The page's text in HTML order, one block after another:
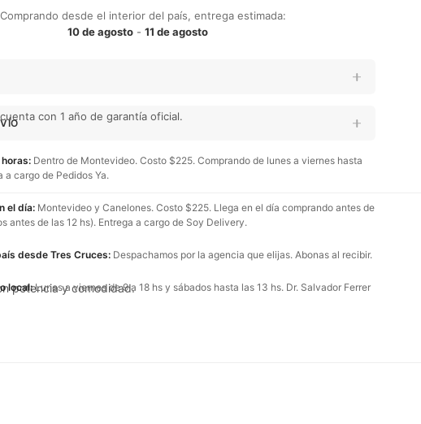
Comprando desde el interior del país, entrega estimada:
10 de agosto- 11 de agosto
con 1 año de garantía oficial.
horas: Dentro de Montevideo. Costo $225. Comprando de lunes a viernes hasta
a cargo de Pedidos Ya.
el día: Montevideo y Canelones. Costo $225. Llega en el día comprando antes de
antes de las 12 hs). Entrega a cargo de Soy Delivery.
desde Tres Cruces: Despachamos por la agencia que elijas. Abonas al recibir.
local:Lunes a viernes de 9 a 18 hs y sábados hasta las 13 hs. Dr. Salvador Ferrer
potencia y comodidad.